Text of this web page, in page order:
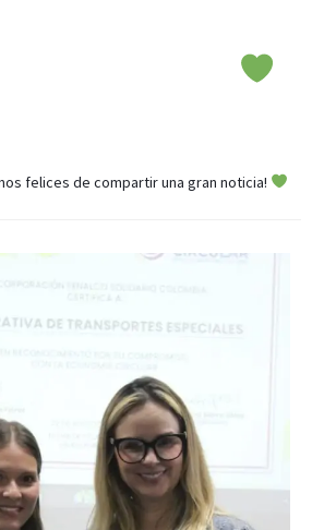
felices de compartir una gran noticia!